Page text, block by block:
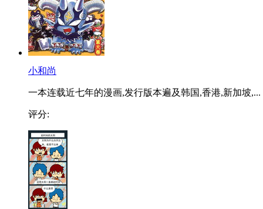
小和尚
一本连载近七年的漫画,发行版本遍及韩国,香港,新加坡,...
评分: